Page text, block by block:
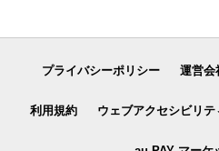
プライバシーポリシー 運営会
利用規約 ウェブアクセシビリ